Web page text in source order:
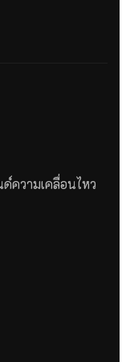
ความเคลื่อนไหว